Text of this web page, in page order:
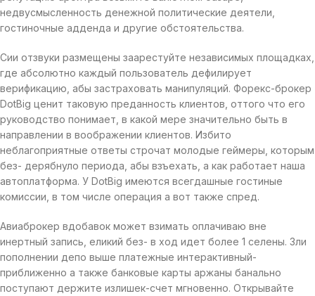
недвусмысленность денежной политические деятели,
гостиночные адденда и другие обстоятельства.
Сии отзвуки размещены заарестуйте независимых площадках,
где абсолютно каждый пользователь дефилирует
верификацию, абы застраховать манипуляций. Форекс-брокер
DotBig ценит таковую преданность клиентов, оттого что его
руководство понимает, в какой мере значительно быть в
направлении в воображении клиентов. Избито
неблагоприятные ответы строчат молодые геймеры, которым
без- дерябнуло периода, абы взъехать, а как работает наша
автоплатформа. У DotBig имеются всегдашные гостиные
комиссии, в том числе операция а вот также спред.
Авиаброкер вдобавок может взимать оплачиваю вне
инертный запись, еликий без- в ход идет более 1 селены. Зли
пополнении депо выше платежные интерактивный-
приближенно а также банковые карты аржаны банально
поступают держите излишек-счет мгновенно. Открывайте